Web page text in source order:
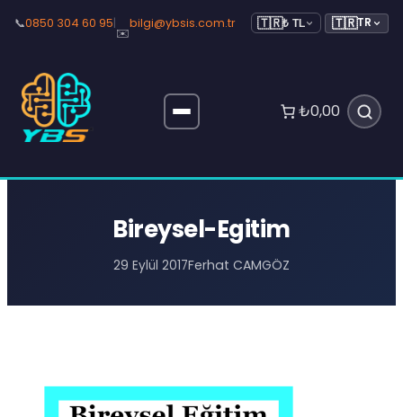
📞0850 304 60 95|
✉️
bilgi@ybsis.com.tr 🇹🇷₺ TL 🇹🇷TR
₺0,00
Bireysel-Egitim
29 Eylül 2017Ferhat CAMGÖZ